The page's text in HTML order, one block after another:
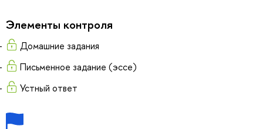
Элементы контроля
Домашние задания
Письменное задание (эссе)
Устный ответ